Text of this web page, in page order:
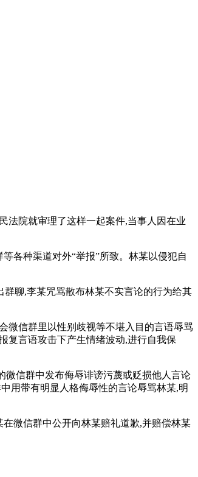
法院就审理了这样一起案件,当事人因在业
各种渠道对外“举报”所致。林某以侵犯自
聊,李某咒骂散布林某不实言论的行为给其
微信群里以性别歧视等不堪入目的言语辱骂
复言语攻击下产生情绪波动,进行自我保
微信群中发布侮辱诽谤污蔑或贬损他人言论
用带有明显人格侮辱性的言论辱骂林某,明
微信群中公开向林某赔礼道歉,并赔偿林某